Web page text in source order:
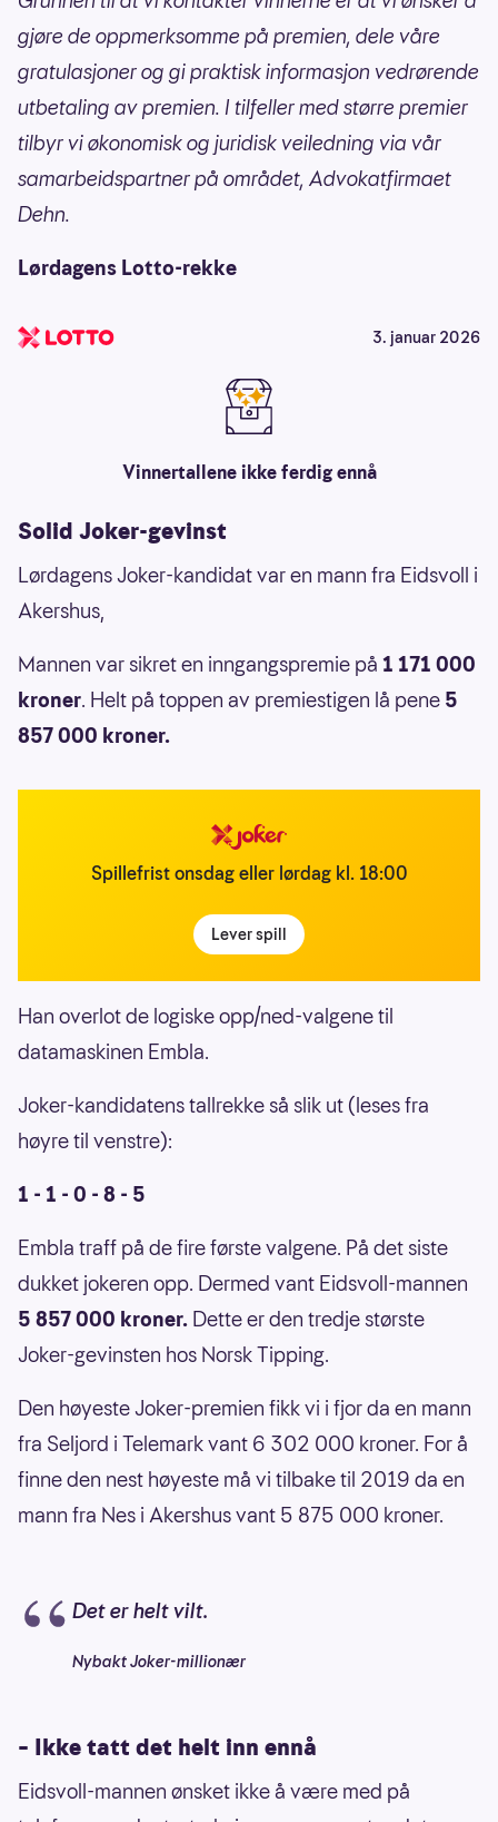
gjøre de oppmerksomme på premien, dele våre
gratulasjoner og gi praktisk informasjon vedrørende
utbetaling av premien. I tilfeller med større premier
tilbyr vi økonomisk og juridisk veiledning via vår
samarbeidspartner på området, Advokatfirmaet
Dehn.
Lørdagens Lotto-rekke
3. januar 2026
Vinnertallene ikke ferdig ennå
Solid Joker-gevinst
Lørdagens Joker-kandidat var en mann fra Eidsvoll i
Akershus,
Mannen var sikret en inngangspremie på 1 171 000
kroner. Helt på toppen av premiestigen lå pene 5
857 000 kroner.
Spillefrist onsdag eller lørdag kl. 18:00
Lever spill
Han overlot de logiske opp/ned-valgene til
datamaskinen Embla.
Joker-kandidatens tallrekke så slik ut (leses fra
høyre til venstre):
1 - 1 - 0 - 8 - 5
Embla traff på de fire første valgene. På det siste
dukket jokeren opp. Dermed vant Eidsvoll-mannen
5 857 000 kroner. Dette er den tredje største
Joker-gevinsten hos Norsk Tipping.
Den høyeste Joker-premien fikk vi i fjor da en mann
fra Seljord i Telemark vant 6 302 000 kroner. For å
finne den nest høyeste må vi tilbake til 2019 da en
mann fra Nes i Akershus vant 5 875 000 kroner.
Det er helt vilt.
Nybakt Joker-millionær
– Ikke tatt det helt inn ennå
Eidsvoll-mannen ønsket ikke å være med på